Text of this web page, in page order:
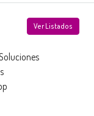
Ver Listados